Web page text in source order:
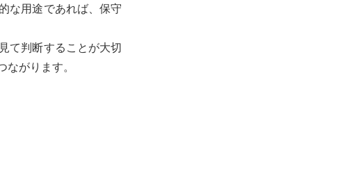
な用途であれば、保守
て判断することが大切
がります。